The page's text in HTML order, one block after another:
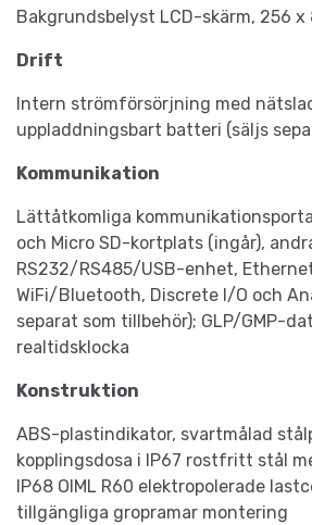
Bakgrundsbelyst LCD-skärm, 256 x
Drift
Intern strömförsörjning med
uppladdningsbart batteri (säljs
Kommunikation
Lättåtkomliga
och Micro SD-kortplats (ingår),
RS232/RS485/USB-enhet,
WiFi/Bluetooth, Discrete I/O och
separat som tillbehör); GLP/GMP-
realtidsklocka
Konstruktion
ABS-plastindikator, svartmålad
kopplingsdosa i IP67 rostfritt stål
IP68 OIML R60 elektropolerade
tillgängliga gropramar montering